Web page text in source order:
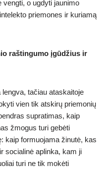
vengti, o ugdyti jaunimo
priemones ir kuriamą
raštingumo įgūdžius ir
tačiau ataskaitoje
vien tik atskirų priemonių
supratimas, kaip
žmogus turi gebėti
kaip formuojama žinutė, kas
socialinė aplinka, kam ji
turi ne tik mokėti